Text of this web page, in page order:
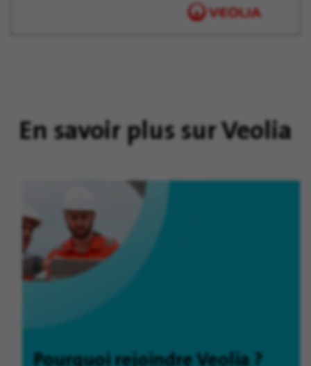
En savoir plus sur Veolia
Pourquoi rejoindre Veolia ?